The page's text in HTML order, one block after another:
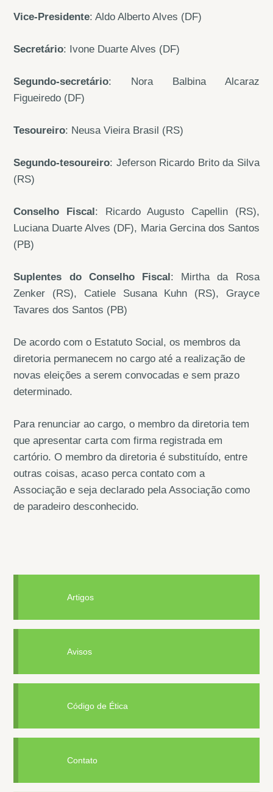
Vice-Presidente: Aldo Alberto Alves (DF)
Secretário: Ivone Duarte Alves (DF)
Segundo-secretário: Nora Balbina Alcaraz
Figueiredo (DF)
Tesoureiro: Neusa Vieira Brasil (RS)
Segundo-tesoureiro: Jeferson Ricardo Brito da Silva
(RS)
Conselho Fiscal : Ricardo Augusto Capellin (RS),
Luciana Duarte Alves (DF), Maria Gercina dos Santos
(PB)
Suplentes do Conselho Fiscal : Mirtha da Rosa
Zenker (RS), Catiele Susana Kuhn (RS), Grayce
Tavares dos Santos (PB)
De acordo com o Estatuto Social, os membros da
diretoria permanecem no cargo até a realização de
novas eleições a serem convocadas e sem prazo
determinado.
Para renunciar ao cargo, o membro da diretoria tem
que apresentar carta com firma registrada em
cartório. O membro da diretoria é substituído, entre
outras coisas, acaso perca contato com a
Associação e seja declarado pela Associação como
de paradeiro desconhecido.
Artigos
Avisos
Código de Ética
Contato